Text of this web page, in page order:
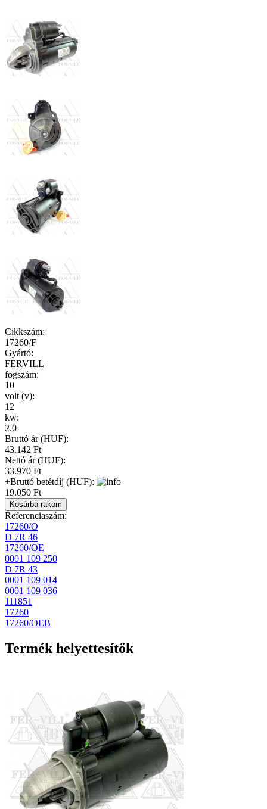
Cikkszám:
17260/F
Gyártó:
FERVILL
fogszám:
10
volt (v):
12
kw:
2.0
Bruttó ár (HUF):
43.142 Ft
Nettó ár (HUF):
33.970 Ft
+Bruttó betétdíj (HUF):
19.050 Ft
Referenciaszám:
17260/O
D 7R 46
17260/OE
0001 109 250
D 7R 43
0001 109 014
0001 109 036
111851
17260
17260/OEB
Termék helyettesítők